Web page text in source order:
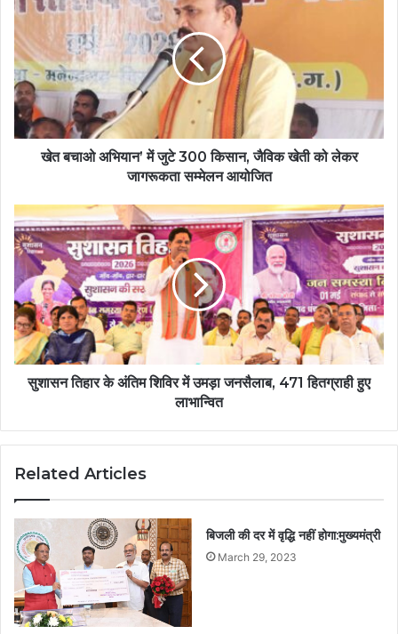
खेत बचाओ अभियान’ में जुटे 300 किसान, जैविक खेती को लेकर
जागरूकता सम्मेलन आयोजित
सुशासन तिहार के अंतिम शिविर में उमड़ा जनसैलाब, 471 हितग्राही हुए
लाभान्वित
Related Articles
बिजली की दर में वृद्धि नहीं होगा:मुख्यमंत्री
March 29, 2023